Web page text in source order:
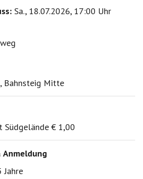
Sa., 18.07.2026, 17:00 Uhr
Bahnsteig Mitte
Südgelände € 1,00
Jahre